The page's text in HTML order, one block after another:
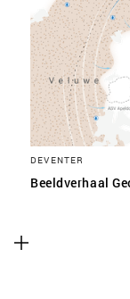
DEVENTER
Beeldverhaal